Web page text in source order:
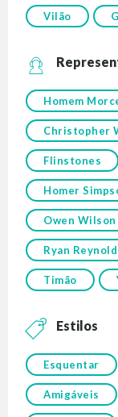
Vilão
Homem
Christopher
Flinstones
Homer
Owen Wilson
Ryan
Timão
Estilos
Esquentar
Amigáveis